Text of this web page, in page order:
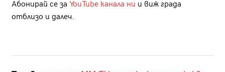
Абонирай се за YouTube канала ни и виж града
отблизо и далеч.